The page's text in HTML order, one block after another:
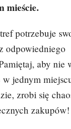
mieście.
potrzebuje
odpowiedniego
aby nie
w jednym
zrobi się
zakupów!